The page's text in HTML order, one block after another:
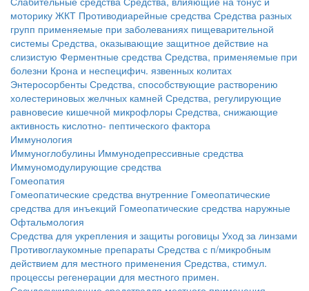
моторику ЖКТ Противодиарейные средства Средства разных
групп применяемые при заболеваниях пищеварительной
системы Средства, оказывающие защитное действие на
слизистую Ферментные средства Средства, применяемые при
болезни Крона и неспецифич. язвенных колитах
Энтеросорбенты Средства, способствующие растворению
холестериновых желчных камней Средства, регулирующие
равновесие кишечной микрофлоры Средства, снижающие
активность кислотно- пептического фактора
Иммунология
Иммуноглобулины Иммунодепрессивные средства
Иммуномодулирующие средства
Гомеопатия
Гомеопатические средства внутренние Гомеопатические
средства для инъекций Гомеопатические средства наружные
Офтальмология
Средства для укрепления и защиты роговицы Уход за линзами
Противоглаукомные препараты Средства с п/микробным
действием для местного применения Средства, стимул.
процессы регенерации для местного примен.